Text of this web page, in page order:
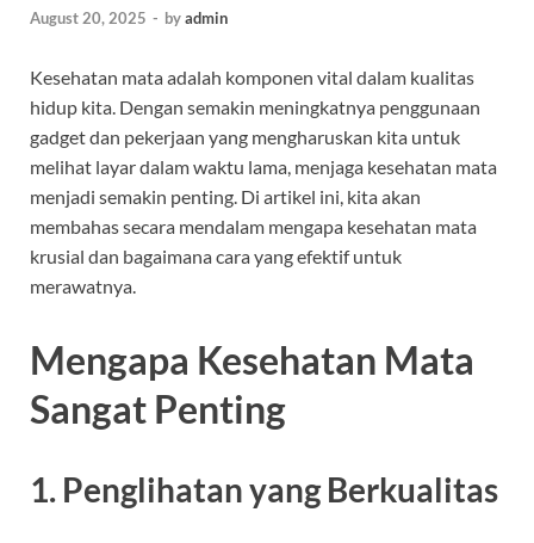
August 20, 2025 - byadmin
Kesehatan mata adalah komponen vital dalam kualitas
hidup kita. Dengan semakin meningkatnya penggunaan
gadget dan pekerjaan yang mengharuskan kita untuk
melihat layar dalam waktu lama, menjaga kesehatan mata
menjadi semakin penting. Di artikel ini, kita akan
membahas secara mendalam mengapa kesehatan mata
krusial dan bagaimana cara yang efektif untuk
merawatnya.
Mengapa Kesehatan Mata
Sangat Penting
1. Penglihatan yang Berkualitas